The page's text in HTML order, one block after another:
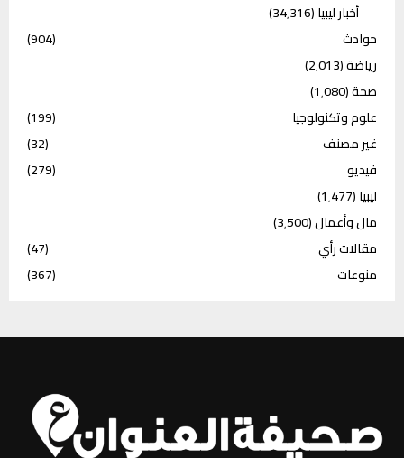
أخبار ليبيا(34٬316)
حوادث
(904)
رياضة(2٬013)
صحة(1٬080)
علوم وتكنولوجيا
(199)
غير مصنف
(32)
فيديو
(279)
ليبيا(1٬477)
مال وأعمال(3٬500)
مقالات رأي
(47)
منوعات
(367)